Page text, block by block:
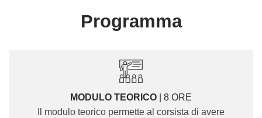
Programma
MODULO TEORICO | 8 ORE
Il modulo teorico permette al corsista di avere